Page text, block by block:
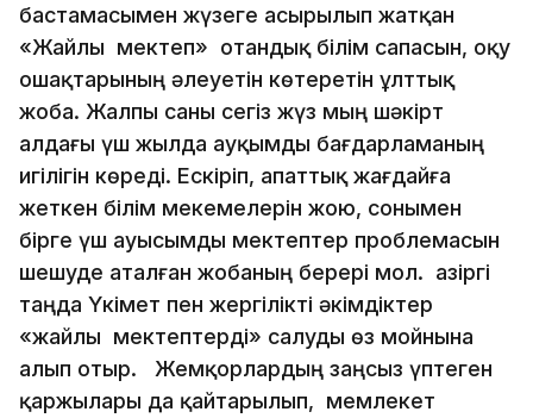
бастамасымен жүзеге асырылып жатқан
«Жайлы мектеп» отандық білім сапасын, оқу
ошақтарының әлеуетін көтеретін ұлттық
жоба. Жалпы саны сегіз жүз мың шәкірт
алдағы үш жылда ауқымды бағдарламаның
игілігін көреді. Ескіріп, апаттық жағдайға
жеткен білім мекемелерін жою, сонымен
бірге үш ауысымды мектептер проблемасын
шешуде аталған жобаның берері мол. Қазіргі
таңда Үкімет пен жергілікті әкімдіктер
«жайлы мектептерді» салуды өз мойнына
алып отыр. Жемқорлардың заңсыз үптеген
қаржылары да қайтарылып, мемлекет